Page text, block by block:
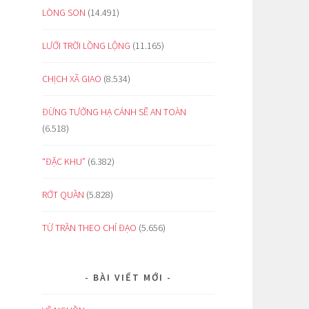
LÒNG SON (14.491)
LƯỚI TRỜI LỒNG LỘNG (11.165)
CHỊCH XÃ GIAO (8.534)
ĐỪNG TƯỞNG HẠ CÁNH SẼ AN TOÀN
(6.518)
“ĐẶC KHU” (6.382)
RỚT QUẦN (5.828)
TỪ TRẦN THEO CHỈ ĐẠO (5.656)
BÀI VIẾT MỚI